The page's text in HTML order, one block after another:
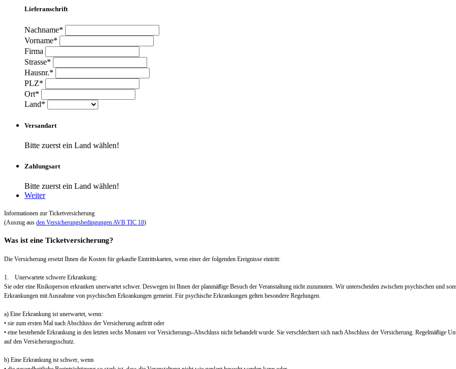
Lieferanschrift
Nachname*
Vorname*
Firma
Strasse*
Hausnr.*
PLZ*
Ort*
Land*
Versandart
Bitte zuerst ein Land wählen!
Zahlungsart
Bitte zuerst ein Land wählen!
Weiter
Informationen zur Ticketversicherung
(Auszug aus den Versicherungsbedingungen AVB TIC 18)
Was ist eine Ticketversicherung?
Die Versicherung ersetzt Ihnen die Kosten für gekaufte Eintrittskarten, wenn einer der folgenden Ereignisse eintritt:
1. Unerwartete schwere Erkrankung:
Sie oder eine Risikoperson erkranken unerwartet schwer. Deswegen ist Ihnen der planmäßige Besuch der Veranstaltung nicht zuzumuten. Wir unterscheiden zwischen psychischen und
Erkrankungen mit Ausnahme von psychischen Erkrankungen gemeint. Für psychische Erkrankungen gelten besondere Regelungen.
a) Eine Erkrankung ist unerwartet, wenn:
• sie zum ersten Mal nach Abschluss der Versicherung auftritt oder
• eine bestehende Erkrankung in den letzten sechs Monaten vor Versicherungs-Abschluss nicht behandelt wurde. Sie verschlechtert sich nach Abschluss der Versicherung. Regelmäßige
auf den Versicherungsschutz.
b) Eine Erkrankung ist schwer, wenn